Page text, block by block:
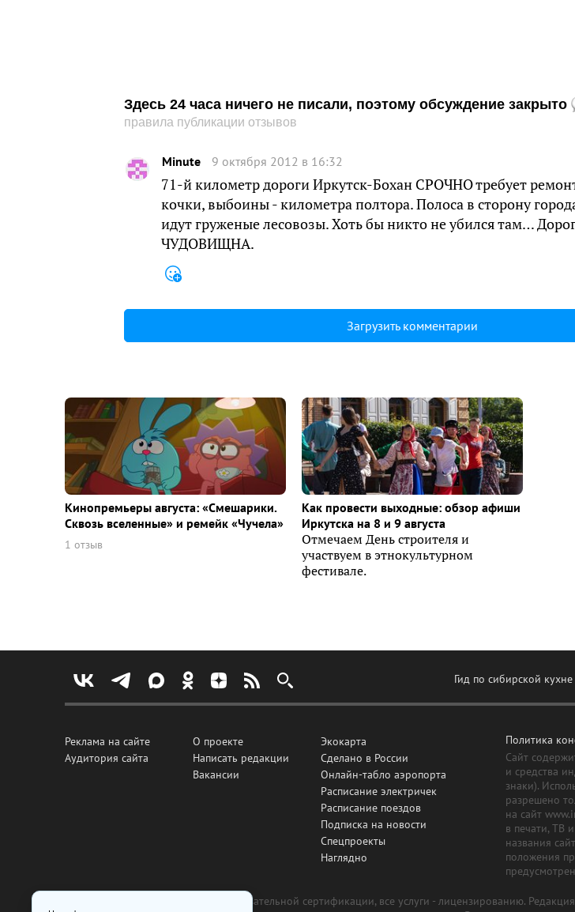
Здесь 24 часа ничего не писали, поэтому обсуждение закрыто
правила публикации отзывов
Minute 9 октября 2012 в 16:32
71-й километр дороги Иркутск-Бохан СРОЧНО требует
кочки, выбоины - километра полтора. Полоса в сторону
идут груженые лесовозы. Хоть бы никто не убился там…
ЧУДОВИЩНА.
Загрузить комментарии
Кинопремьеры августа: «Смешарики.
Сквозь вселенные» и ремейк «Чучела»
1 отзыв
Как провести выходные: обзор афиши
Иркутска на 8 и 9 августа
Отмечаем День строителя и
участвуем в этнокультурном
фестивале.
Гид по сибирской кухне
Реклама на сайте
Аудитория сайта
О проекте
Написать редакции
Вакансии
Экокарта
Сделано в России
Онлайн-табло аэропорта
Расписание электричек
Расписание поездов
Подписка на новости
Спецпроекты
Наглядно
Политика
Сайт
и средства
знаки).
разрешено
на сайт
в печати, ТВ
названия
положения
Все рекламные товары подлежат обязательной сертификации, все услуги - лицензированию.